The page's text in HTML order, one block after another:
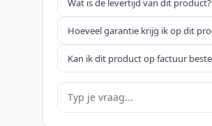
Wat is de levertijd van dit product?
Hoeveel garantie krijg ik op dit
Kan ik dit product op factuur
Je vraag